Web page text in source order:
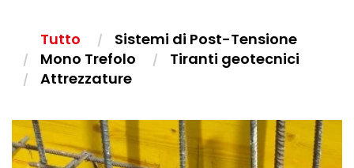
Tutto
Sistemi di Post-Tensione
Mono Trefolo
Tiranti geotecnici
Attrezzature
MONO TREFOLO